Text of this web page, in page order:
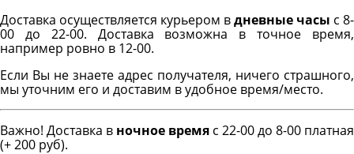
Доставка осуществляется курьером вдневные часы с 8-
00 до 22-00. Доставка возможна в точное время,
например ровно в 12-00.
Если Вы не знаете адрес получателя, ничего страшного,
мы уточним его и доставим в удобное время/место.
Важно! Доставка в ночное время с 22-00 до 8-00 платная
(+ 200 руб).